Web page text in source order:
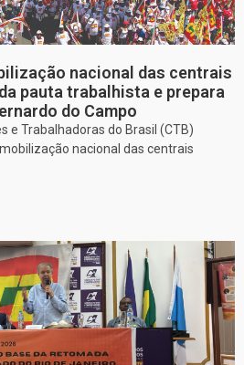
nacional das centrais
pauta trabalhista e prepara
do Campo
e Trabalhadoras do Brasil (CTB)
nacional das centrais